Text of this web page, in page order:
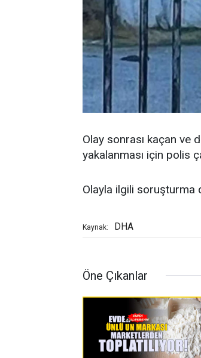
Olay sonrası kaçan ve
yakalanması için polis
Olayla ilgili soruşturma
Kaynak: DHA
Öne Çıkanlar